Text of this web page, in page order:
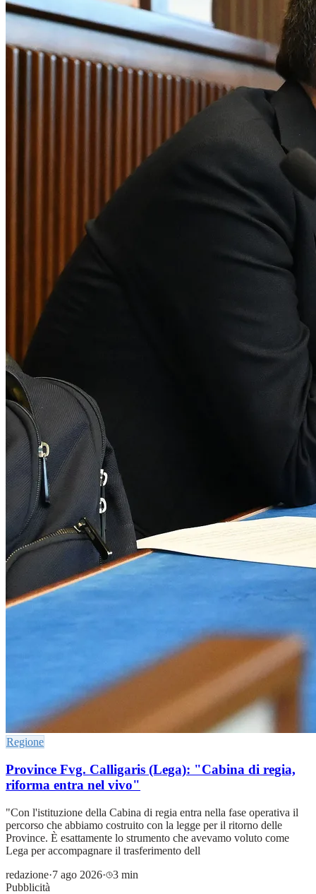
Regione
Province Fvg. Calligaris (Lega): "Cabina di regia,
riforma entra nel vivo"
"Con l'istituzione della Cabina di regia entra nella fase operativa il
percorso che abbiamo costruito con la legge per il ritorno delle
Province. È esattamente lo strumento che avevamo voluto come
Lega per accompagnare il trasferimento dell
redazione·7 ago 2026·
3 min
Pubblicità